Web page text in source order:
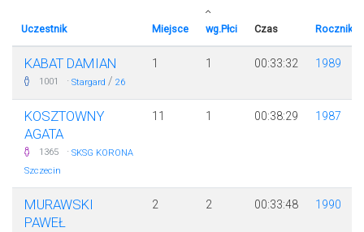
Uczestnik Miejsce wg.Płci Czas Rocznik
KABAT DAMIAN
1001 · Stargard / 26
1 1 00:33:32 1989
KOSZTOWNY
AGATA
1365 · SKSG KORONA
Szczecin
11 1 00:38:29 1987
MURAWSKI
PAWEŁ
2 2 00:33:48 1990